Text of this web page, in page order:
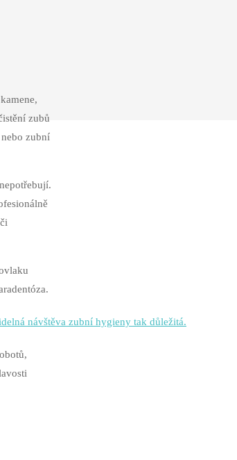
zubů
zubní
návštěva zubní hygieny tak důležitá.